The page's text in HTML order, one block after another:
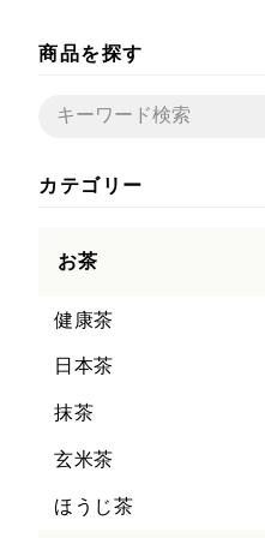
商品を探す
カテゴリー
お茶
健康茶
日本茶
抹茶
玄米茶
ほうじ茶